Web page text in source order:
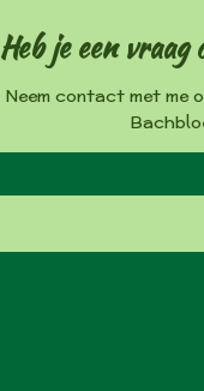
Heb je een vraag
Neem contact met me